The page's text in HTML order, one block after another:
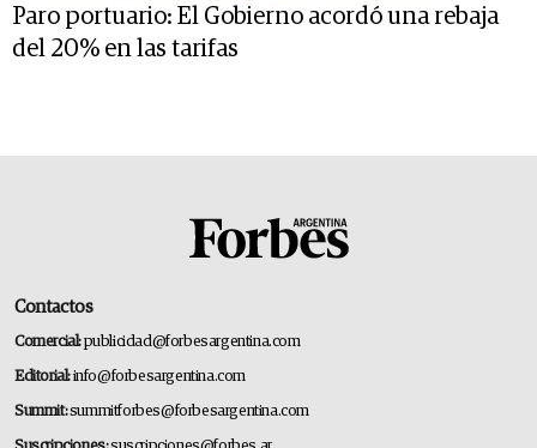
Paro portuario: El Gobierno acordó una rebaja
del 20% en las tarifas
Contactos
Comercial:publicidad@forbesargentina.com
Editorial:info@forbesargentina.com
Summit:summitforbes@forbesargentina.com